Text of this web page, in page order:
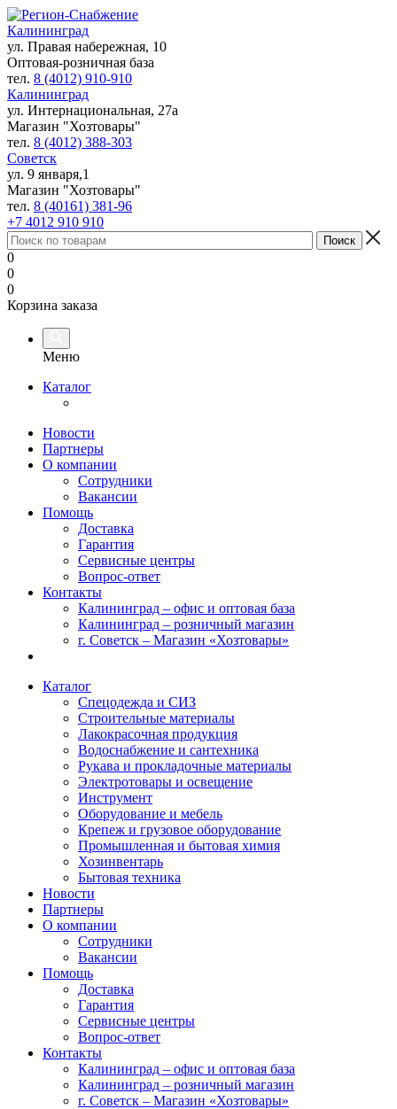
Калининград
ул. Правая набережная, 10
Оптовая-розничная база
тел. 8 (4012) 910-910
Калининград
ул. Интернациональная, 27а
Магазин "Хозтовары"
тел. 8 (4012) 388-303
Советск
ул. 9 января,1
Магазин "Хозтовары"
тел. 8 (40161) 381-96
+7 4012 910 910
0
0
0
Корзина заказа
Меню
Каталог
Новости
Партнеры
О компании
Сотрудники
Вакансии
Помощь
Доставка
Гарантия
Сервисные центры
Вопрос-ответ
Контакты
Калининград – офис и оптовая база
Калининград – розничный магазин
г. Советск – Магазин «Хозтовары»
Каталог
Спецодежда и СИЗ
Строительные материалы
Лакокрасочная продукция
Водоснабжение и сантехника
Рукава и прокладочные материалы
Электротовары и освещение
Инструмент
Оборудование и мебель
Крепеж и грузовое оборудование
Промышленная и бытовая химия
Хозинвентарь
Бытовая техника
Новости
Партнеры
О компании
Сотрудники
Вакансии
Помощь
Доставка
Гарантия
Сервисные центры
Вопрос-ответ
Контакты
Калининград – офис и оптовая база
Калининград – розничный магазин
г. Советск – Магазин «Хозтовары»